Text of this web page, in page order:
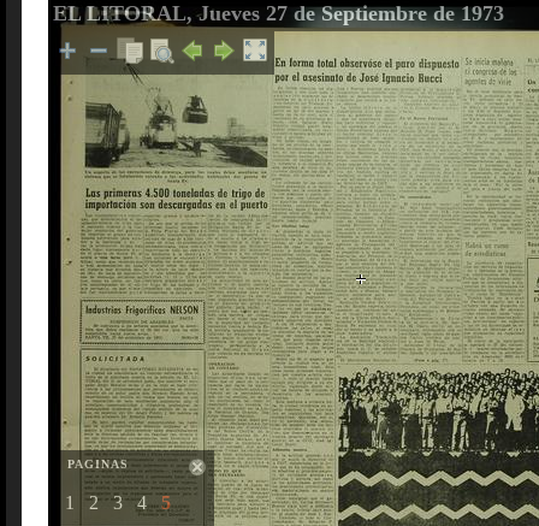
EL LITORAL, Jueves 27 de Septiembre de 1973
PAGINAS
1 2 3 4 5